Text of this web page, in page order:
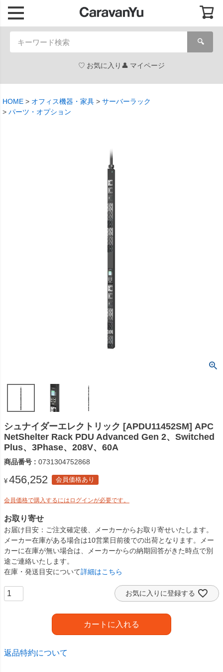
🔍
お気に入り マイページ
HOME オフィス機器・家具
サーバーラック
パーツ・オプション
シュナイダーエレクトリック [APDU11452SM] APC
NetShelter Rack PDU Advanced Gen 2、Switched
Plus、3Phase、208V、60A
商品番号 0731304752868
¥ 456,252 会員価格あり
会員価格で購入するにはログインが必要です。
お取り寄せ
お届け目安
ご注文確定後、メーカーからお取り寄せいたします。
メーカー在庫がある場合は10営業日前後での出荷となります。メー
カーに在庫が無い場合は、メーカーからの納期回答がきた時点で別
途ご連絡いたします。
在庫・発送目安について詳細はこちら
お気に入りに登録する
カートに入れる
返品特約について